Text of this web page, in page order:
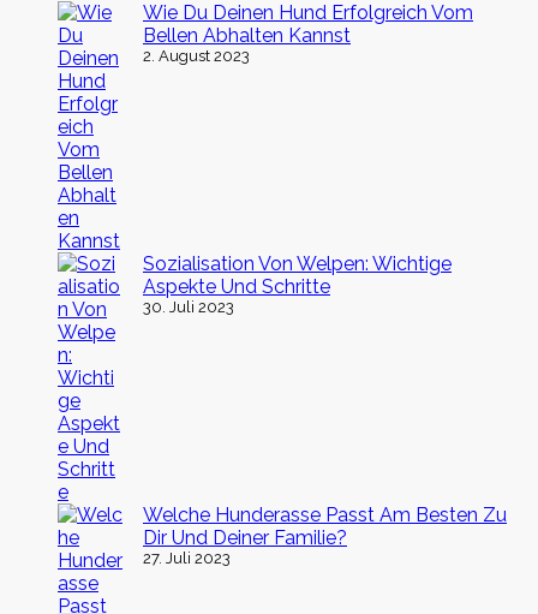
Wie Du Deinen Hund Erfolgreich Vom
Bellen Abhalten Kannst
2. August 2023
Sozialisation Von Welpen: Wichtige
Aspekte Und Schritte
30. Juli 2023
Welche Hunderasse Passt Am Besten Zu
Dir Und Deiner Familie?
27. Juli 2023